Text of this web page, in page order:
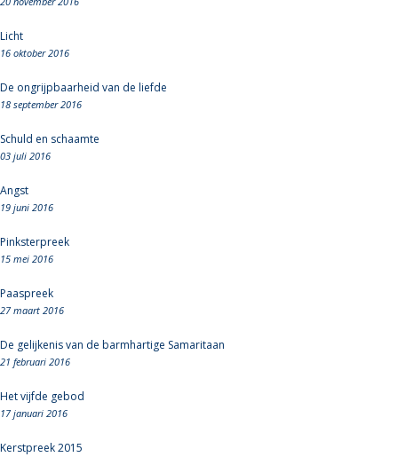
Licht
16 oktober 2016
De ongrijpbaarheid van de liefde
18 september 2016
Schuld en schaamte
03 juli 2016
Angst
19 juni 2016
Pinksterpreek
15 mei 2016
Paaspreek
27 maart 2016
De gelijkenis van de barmhartige Samaritaan
21 februari 2016
Het vijfde gebod
17 januari 2016
Kerstpreek 2015